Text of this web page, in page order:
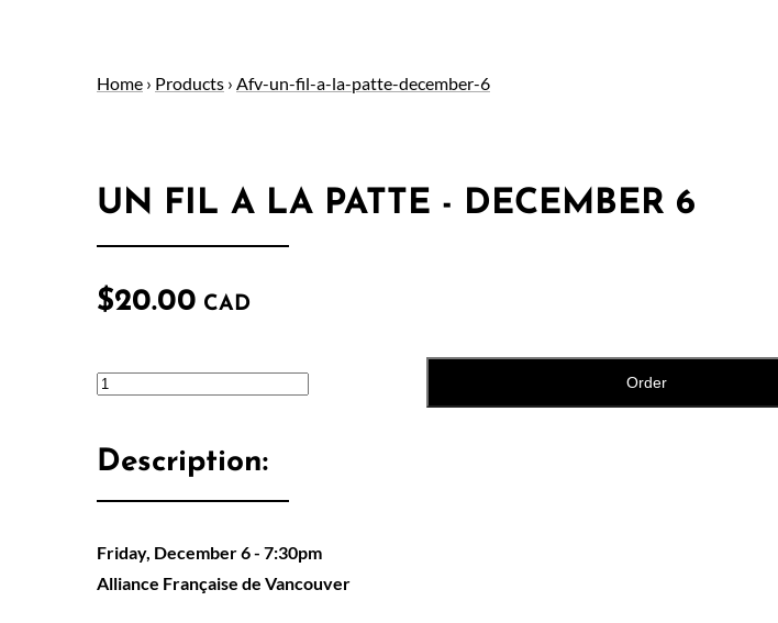
Home › Products › Afv-un-fil-a-la-patte-december-6
UN FIL A LA PATTE - DECEMBER 6
$20.00 CAD
Order
Description:
Friday, December 6 - 7:30pm
Alliance Française de Vancouver